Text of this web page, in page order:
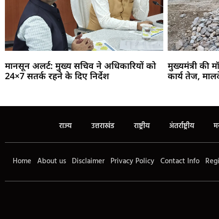
मानसून अलर्ट: मुख्य सचिव ने अधिकारियों को
24×7 सतर्क रहने के दिए निर्देश
मुख्यमंत्री की
कार्य तेज,
राज्य उत्तराखंड राष्ट्रीय अंतर्राष्ट्रीय
Home About us Disclaimer Privacy Policy Contact Info